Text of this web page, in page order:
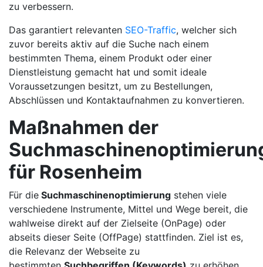
zu verbessern.
Das garantiert relevanten SEO-Traffic, welcher sich
zuvor bereits aktiv auf die Suche nach einem
bestimmten Thema, einem Produkt oder einer
Dienstleistung gemacht hat und somit ideale
Voraussetzungen besitzt, um zu Bestellungen,
Abschlüssen und Kontaktaufnahmen zu konvertieren.
Maßnahmen der
für Rosenheim
Für die Suchmaschinenoptimierung stehen viele
verschiedene Instrumente, Mittel und Wege bereit, die
wahlweise direkt auf der Zielseite (OnPage) oder
abseits dieser Seite (OffPage) stattfinden. Ziel ist es,
die Relevanz der Webseite zu